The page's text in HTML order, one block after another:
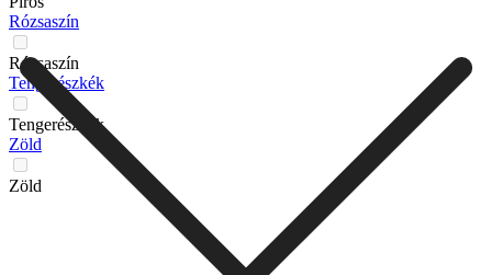
Rózsaszín
Rózsaszín
Tengerészkék
Tengerészkék
Zöld
Zöld